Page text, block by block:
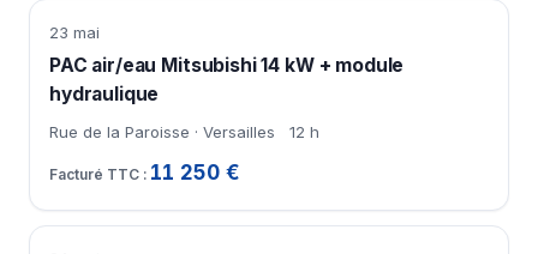
23 mai
PAC air/eau Mitsubishi 14 kW + module
hydraulique
Rue de la Paroisse · Versailles 12 h
11 250 €